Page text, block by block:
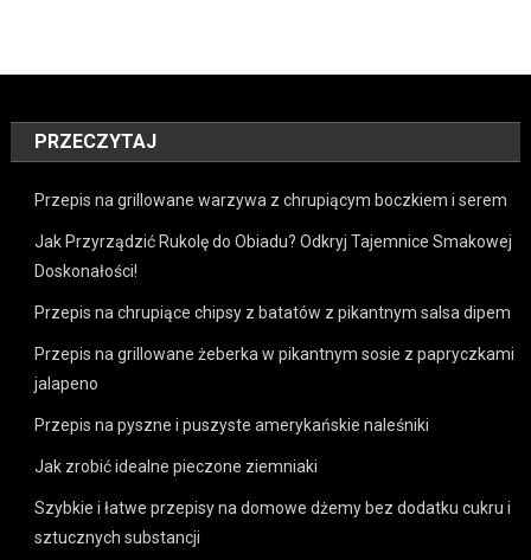
PRZECZYTAJ
Przepis na grillowane warzywa z chrupiącym boczkiem i serem
Jak Przyrządzić Rukolę do Obiadu? Odkryj Tajemnice Smakowej
Doskonałości!
Przepis na chrupiące chipsy z batatów z pikantnym salsa dipem
Przepis na grillowane żeberka w pikantnym sosie z papryczkami
jalapeno
Przepis na pyszne i puszyste amerykańskie naleśniki
Jak zrobić idealne pieczone ziemniaki
Szybkie i łatwe przepisy na domowe dżemy bez dodatku cukru i
sztucznych substancji